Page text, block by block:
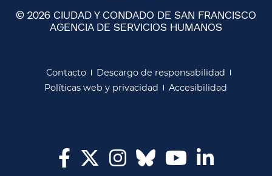
© 2026 CIUDAD Y CONDADO DE SAN FRANCISCO
AGENCIA DE SERVICIOS HUMANOS
Contacto​​
Descargo de responsabilidad​​
Políticas web y privacidad​​
Accesibilidad​​